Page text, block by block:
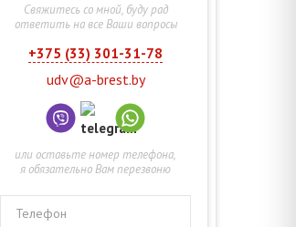
Свяжитесь со мной, буду рад
ответить на все Ваши вопросы
+375 (33) 301-31-78
udv@a-brest.by
или оставьте номер телефона,
я обязательно Вам перезвоню
Телефон